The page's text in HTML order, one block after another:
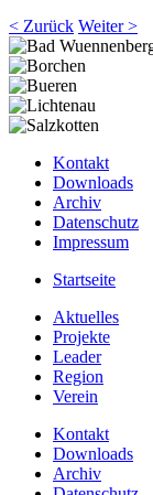
< Zurück Weiter >
Kontakt
Downloads
Archiv
Datenschutz
Impressum
Startseite
Aktuelles
Projekte
Leader
Region
Verein
Kontakt
Downloads
Archiv